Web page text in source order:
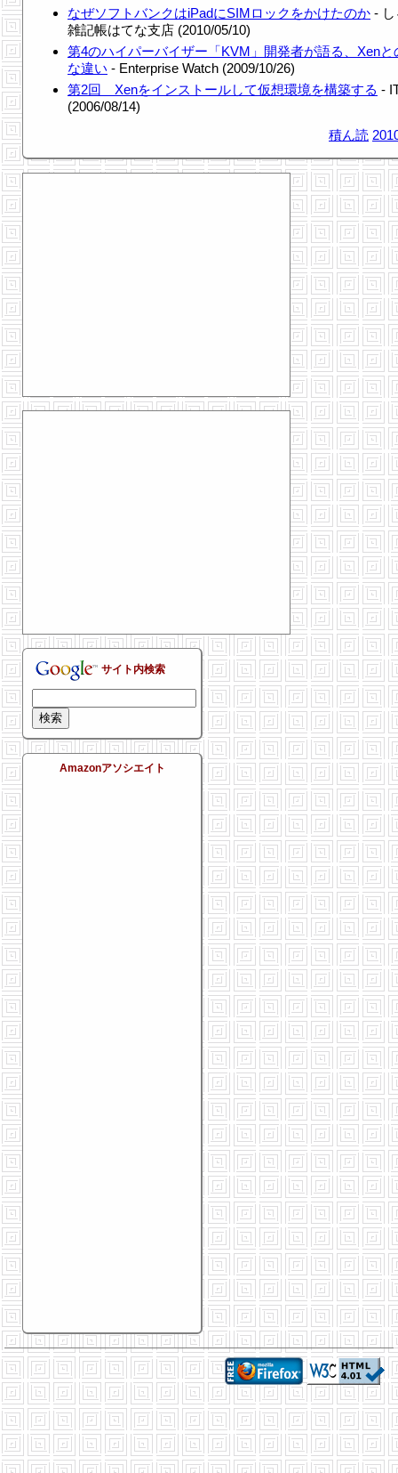
なぜソフトバンクはiPadにSIMロックをかけたのか -
雑記帳はてな支店 (2010/05/10)
第4のハイパーバイザー「KVM」開発者が語る、Xenと
な違い - Enterprise Watch (2009/10/26)
第2回 Xenをインストールして仮想環境を構築する -
(2006/08/14)
積ん読
サイト内検索
Amazonアソシエイト